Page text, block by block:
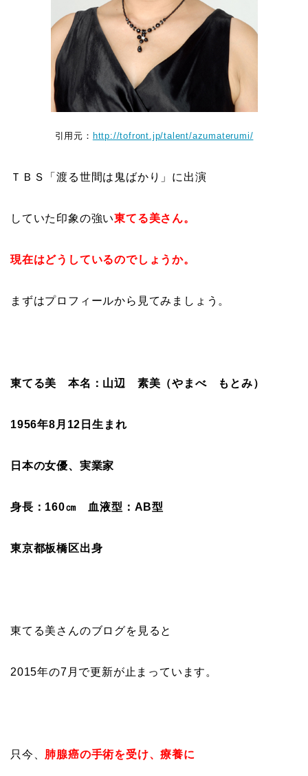
引用元： http://tofront.jp/talent/azumaterumi/
ＴＢＳ「渡る世間は鬼ばかり」に出演
していた印象の強い東てる美さん。
現在はどうしているのでしょうか。
まずはプロフィールから見てみましょう。
東てる美 本名：山辺 素美（やまべ もとみ）
1956年8 月12 日生まれ
日本の女優、実業家
身長：160㎝ 血液型：AB型
東京都板橋区出身
東てる美さんのブログを見ると
2015年の7月で更新が止まっています。
只今、 肺腺癌の手術を受け、療養に